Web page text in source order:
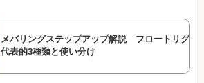
メバリングステップアップ解説 フロートリグ
代表的3種類と使い分け